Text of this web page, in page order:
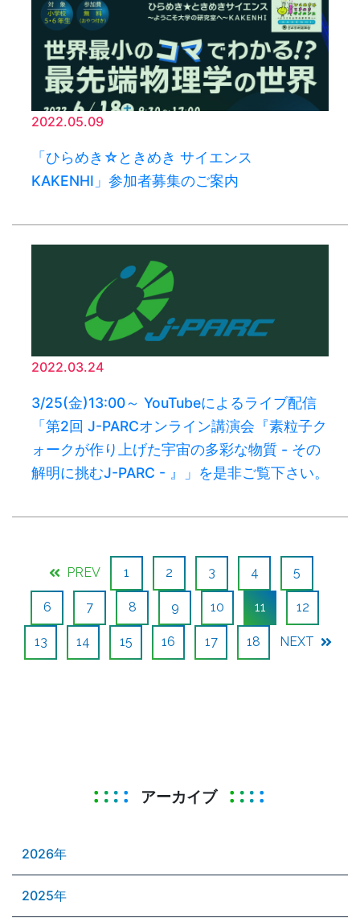
2022.05.09
「ひらめき☆ときめき サイエンス
KAKENHI」参加者募集のご案内
2022.03.24
3/25(金)13:00～ YouTubeによるライブ配信
「第2回 J-PARCオンライン講演会『素粒子ク
ォークが作り上げた宇宙の多彩な物質 - その
解明に挑むJ-PARC - 』」を是非ご覧下さい。
PREV 1 2 3 4 5
6 7 8 9 10 11 12
13 14 15 16 17 18 NEXT
アーカイブ
2026年
2025年